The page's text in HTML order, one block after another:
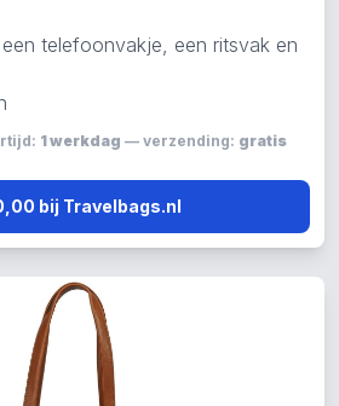
telefoonvakje, een ritsvak en
1 werkdag — verzending: gratis
bij Travelbags.nl